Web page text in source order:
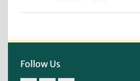
Follow Us